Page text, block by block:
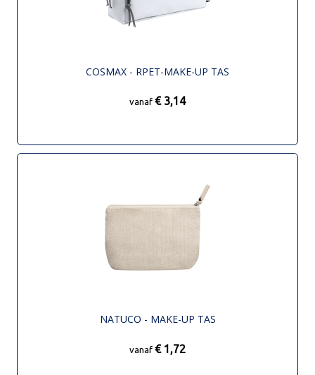
COSMAX - RPET-MAKE-UP TAS
vanaf € 3,14
NATUCO - MAKE-UP TAS
vanaf € 1,72